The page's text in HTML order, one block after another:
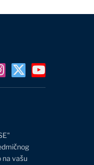
X
(Twitter)
YouTube
na vašu